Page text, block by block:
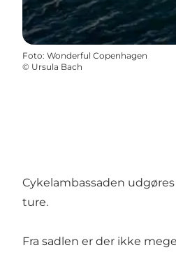
Foto: Wonderful Copenhagen
© Ursula Bach
Cykelambassaden
ture.
Fra sadlen er der ikke